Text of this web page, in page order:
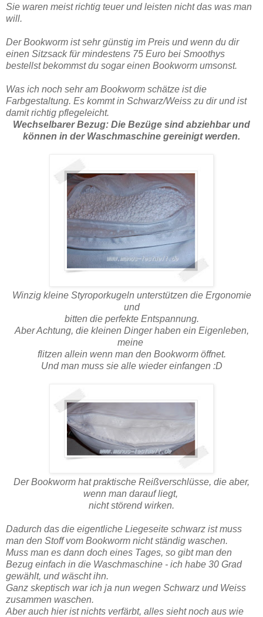
Sie waren meist richtig teuer und leisten nicht das was man
will.
Der Bookworm ist sehr günstig im Preis und wenn du dir
einen Sitzsack für mindestens 75 Euro bei Smoothys
bestellst bekommst du sogar einen Bookworm umsonst.
Was ich noch sehr am Bookworm schätze ist die
Farbgestaltung. Es kommt in Schwarz/Weiss zu dir und ist
damit richtig pflegeleicht.
Wechselbarer Bezug: Die Bezüge sind abziehbar und
können in der Waschmaschine gereinigt werden.
Winzig kleine Styroporkugeln unterstützen die Ergonomie
und
bitten die perfekte Entspannung.
Aber Achtung, die kleinen Dinger haben ein Eigenleben,
meine
flitzen allein wenn man den Bookworm öffnet.
Und man muss sie alle wieder einfangen :D
Der Bookworm hat praktische Reißverschlüsse, die aber,
wenn man darauf liegt,
nicht störend wirken.
Dadurch das die eigentliche Liegeseite schwarz ist muss
man den Stoff vom Bookworm nicht ständig waschen.
Muss man es dann doch eines Tages, so gibt man den
Bezug einfach in die Waschmaschine - ich habe 30 Grad
gewählt, und wäscht ihn.
Ganz skeptisch war ich ja nun wegen Schwarz und Weiss
zusammen waschen.
Aber auch hier ist nichts verfärbt, alles sieht noch aus wie